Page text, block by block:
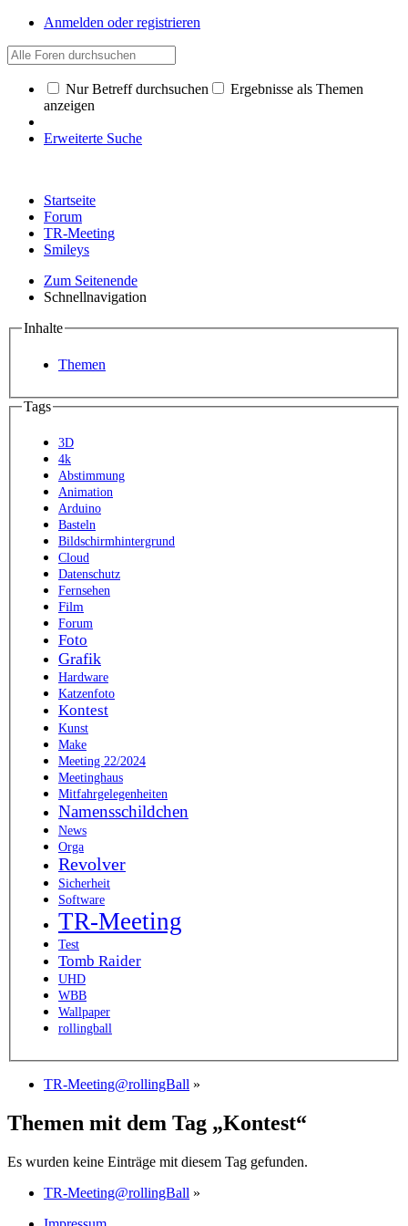
Anmelden oder registrieren
Nur Betreff durchsuchen
Ergebnisse als Themen
anzeigen
Erweiterte Suche
Startseite
Forum
TR-Meeting
Smileys
Zum Seitenende
Schnellnavigation
Inhalte
Themen
Tags
3D
4k
Abstimmung
Animation
Arduino
Basteln
Bildschirmhintergrund
Cloud
Datenschutz
Fernsehen
Film
Forum
Foto
Grafik
Hardware
Katzenfoto
Kontest
Kunst
Make
Meeting 22/2024
Meetinghaus
Mitfahrgelegenheiten
Namensschildchen
News
Orga
Revolver
Sicherheit
Software
TR-Meeting
Test
Tomb Raider
UHD
WBB
Wallpaper
rollingball
TR-Meeting@rollingBall »
Themen mit dem Tag „Kontest“
Es wurden keine Einträge mit diesem Tag gefunden.
TR-Meeting@rollingBall »